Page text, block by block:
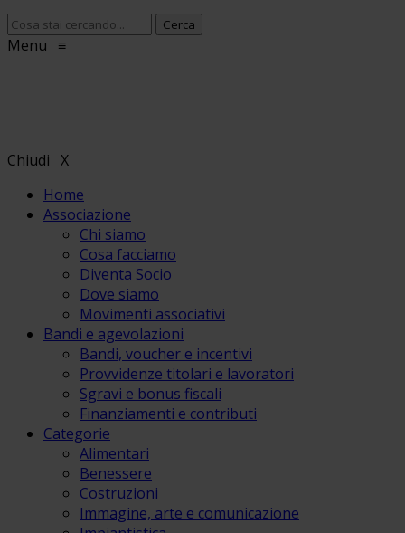
Menu ≡
Chiudi X
Home
Associazione
Chi siamo
Cosa facciamo
Diventa Socio
Dove siamo
Movimenti associativi
Bandi e agevolazioni
Bandi, voucher e incentivi
Provvidenze titolari e lavoratori
Sgravi e bonus fiscali
Finanziamenti e contributi
Categorie
Alimentari
Benessere
Costruzioni
Immagine, arte e comunicazione